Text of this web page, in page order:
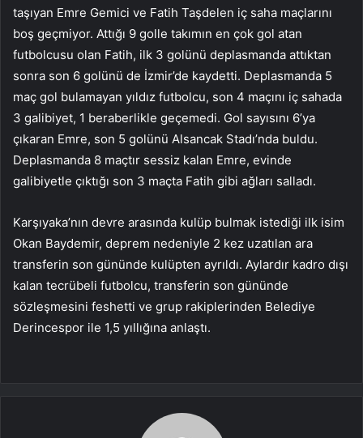
taşıyan Emre Gemici ve Fatih Taşdelen iç saha maçlarını
boş geçmiyor. Attığı 9 golle takımın en çok gol atan
futbolcusu olan Fatih, ilk 3 golünü deplasmanda attıktan
sonra son 6 golünü de İzmir’de kaydetti. Deplasmanda 5
maç gol bulamayan yıldız futbolcu, son 4 maçını iç sahada
3 galibiyet, 1 beraberlikle geçemedi. Gol sayısını 6’ya
çıkaran Emre, son 5 golünü Alsancak Stadı’nda buldu.
Deplasmanda 8 maçtır sessiz kalan Emre, evinde
galibiyetle çıktığı son 3 maçta Fatih gibi ağları salladı.
Karşıyaka’nın devre arasında kulüp bulmak istediği ilk isim
Okan Baydemir, deprem nedeniyle 2 kez uzatılan ara
transferin son gününde kulüpten ayrıldı. Aylardır kadro dışı
kalan tecrübeli futbolcu, transferin son gününde
sözleşmesini feshetti ve grup rakiplerinden Belediye
Derincespor ile 1,5 yıllığına anlaştı.